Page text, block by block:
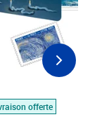
offerte